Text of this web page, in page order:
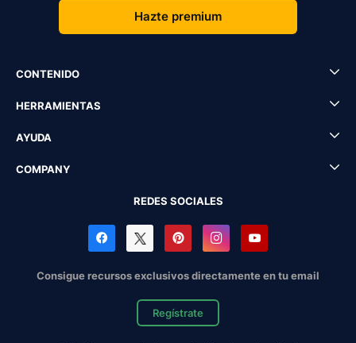
Hazte premium
CONTENIDO
HERRAMIENTAS
AYUDA
COMPANY
REDES SOCIALES
Consigue recursos exclusivos directamente en tu email
Regístrate